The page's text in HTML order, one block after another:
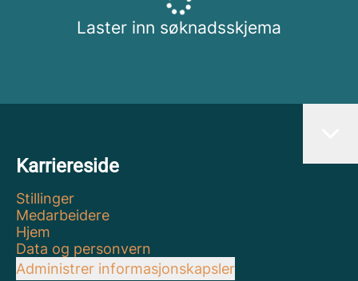
Laster inn søknadsskjema
Karriereside
Stillinger
Medarbeidere
Hjem
Data og personvern
Administrer informasjonskapsler